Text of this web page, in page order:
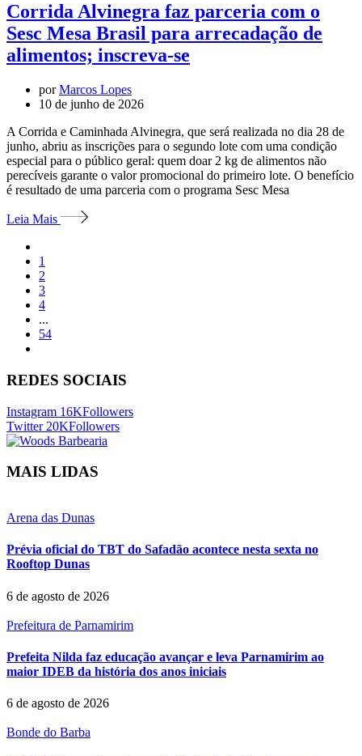
Corrida Alvinegra faz parceria com o
Sesc Mesa Brasil para arrecadação de
alimentos; inscreva-se
porMarcos Lopes
10 de junho de 2026
A Corrida e Caminhada Alvinegra, que será realizada no dia 28 de
junho, abriu as inscrições para o segundo lote com uma condição
especial para o público geral: quem doar 2 kg de alimentos não
perecíveis garante o valor promocional do primeiro lote. O benefício
é resultado de uma parceria com o programa Sesc Mesa
Leia Mais
1
2
3
4
...
54
REDES SOCIAIS
Instagram 16KFollowers
Twitter 20KFollowers
MAIS LIDAS
Arena das Dunas
Prévia oficial do TBT do Safadão acontece nesta sexta no
Rooftop Dunas
6 de agosto de 2026
Prefeitura de Parnamirim
Prefeita Nilda faz educação avançar e leva Parnamirim ao
maior IDEB da história dos anos iniciais
6 de agosto de 2026
Bonde do Barba